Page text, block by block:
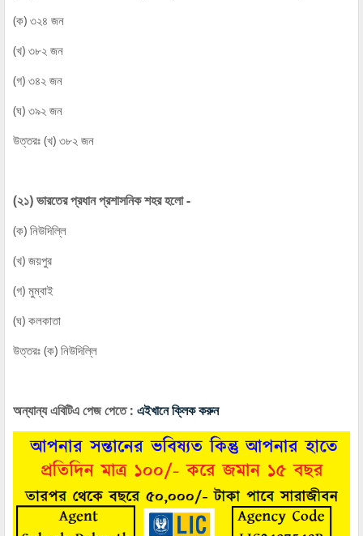
(ক) ৩২৪ জন
(খ) ৩৮২ জন
(গ) ৩৪২ জন
(ঘ) ৩৯২ জন
উত্তরঃ (খ) ৩৮২ জন
(২১) ভারতের প্রধান প্রশাসনিক শহর হলো -
(ক) নিউদিল্লি
(খ) জয়পুর
(গ) মুম্বাই
(ঘ) কলকাতা
উত্তরঃ (ক) নিউদিল্লি
অন্যান্য এবিটিএ পেজ পেতে : এইখানে ক্লিক করুন